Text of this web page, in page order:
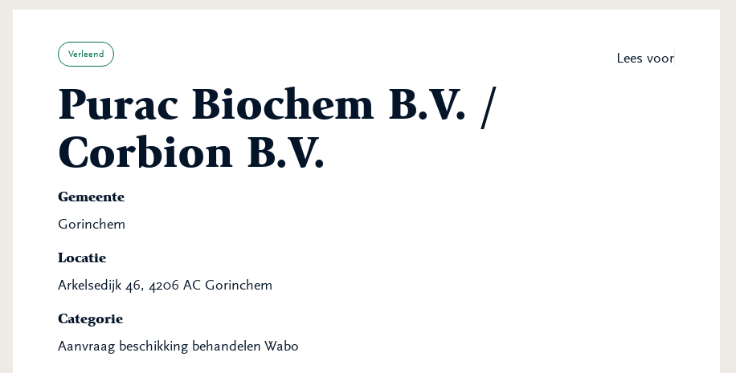
Lees voor
Verleend
Purac Biochem B.V. /
Corbion B.V.
Gemeente
Gorinchem
Locatie
Arkelsedijk 46, 4206 AC Gorinchem
Categorie
Aanvraag beschikking behandelen Wabo